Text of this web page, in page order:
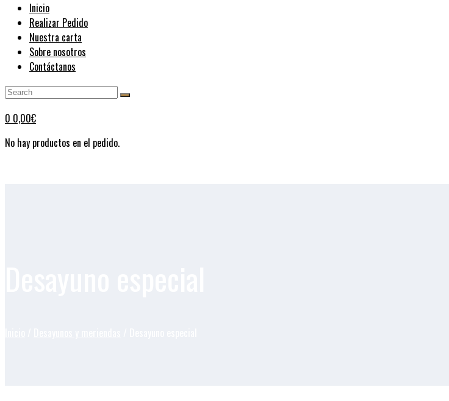
Inicio
Realizar Pedido
Nuestra carta
Sobre nosotros
Contáctanos
0 0,00€
No hay productos en el pedido.